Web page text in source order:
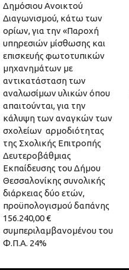
Δημόσιου Ανοικτού
Διαγωνισμού, κάτω των
ορίων, για την «Παροχή
υπηρεσιών μίσθωσης και
επισκευής φωτοτυπικών
μηχανημάτων με
αντικατάσταση των
αναλωσίμων υλικών όπου
απαιτούνται, για την
κάλυψη των αναγκών των
σχολείων αρμοδιότητας
της Σχολικής Επιτροπής
Δευτεροβάθμιας
Εκπαίδευσης του Δήμου
Θεσσαλονίκης συνολικής
διάρκειας δύο ετών,
προϋπολογισμού δαπάνης
156.240,00 €
συμπεριλαμβανομένου του
Φ.Π.Α. 24%